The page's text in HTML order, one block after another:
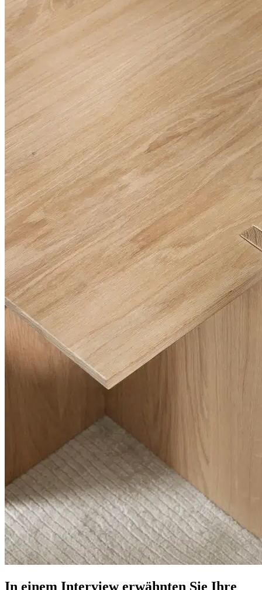
In einem Interview erwähnten Sie Ihre